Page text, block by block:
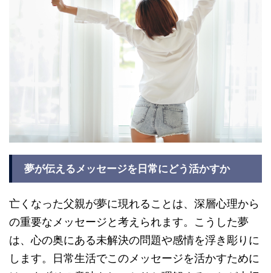
夢が伝えるメッセージを日常にどう活かすか
亡くなった父親が夢に現れることは、深層心理から
の重要なメッセージと考えられます。こうした夢
は、心の奥にある未解決の問題や感情を浮き彫りに
します。日常生活でこのメッセージを活かすために